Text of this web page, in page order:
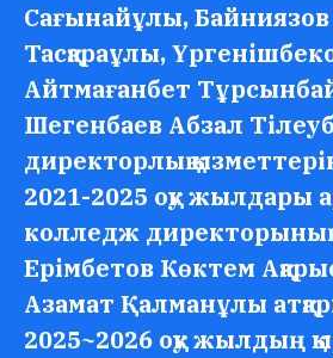
Сағынайұлы,
Тасқараұлы,
Айтмағанбет
Шегенбаев Абзал
директорлық
2021-2025 оқу жылдары
колледж директорының
Ерімбетов Көктем
Азамат Қалманұлы
2025~2026 оқу жылдың